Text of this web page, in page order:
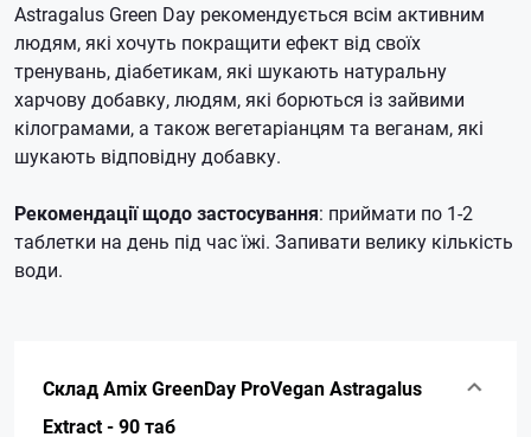
Astragalus Green Day рекомендується всім активним
людям, які хочуть покращити ефект від своїх
тренувань, діабетикам, які шукають натуральну
харчову добавку, людям, які борються із зайвими
кілограмами, а також вегетаріанцям та веганам, які
шукають відповідну добавку.
Рекомендації щодо застосування: приймати по 1-2
таблетки на день під час їжі. Запивати велику кількість
води.
Склад Amix GreenDay ProVegan Astragalus
Extract - 90 таб